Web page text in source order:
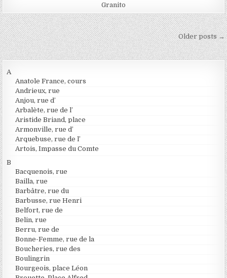
Granito
Navigation des articles Older posts →
A
Anatole France, cours
Andrieux, rue
Anjou, rue d’
Arbalète, rue de l’
Aristide Briand, place
Armonville, rue d’
Arquebuse, rue de l’
Artois, Impasse du Comte
B
Bacquenois, rue
Bailla, rue
Barbâtre, rue du
Barbusse, rue Henri
Belfort, rue de
Belin, rue
Berru, rue de
Bonne-Femme, rue de la
Boucheries, rue des
Boulingrin
Bourgeois, place Léon